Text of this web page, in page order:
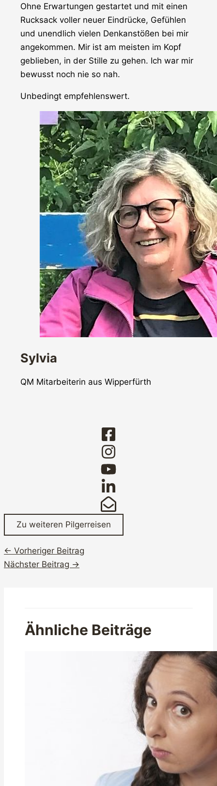
Ohne Erwartungen gestartet und mit einen
Rucksack voller neuer Eindrücke, Gefühlen
und unendlich vielen Denkanstößen bei mir
angekommen. Mir ist am meisten im Kopf
geblieben, in der Stille zu gehen. Ich war mir
bewusst noch nie so nah.
Unbedingt empfehlenswert.
Sylvia
QM Mitarbeiterin aus Wipperfürth
Zu weiteren Pilgerreisen
← Vorheriger Beitrag
Nächster Beitrag →
Ähnliche Beiträge